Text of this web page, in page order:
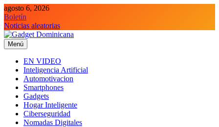
Saltar
al
contenido
agosto 6, 2026
Boletín
Noticias aleatorias
Gadget Dominicana
Gadgets y Tecnología de consumo
Menú
EN VIDEO
Inteligencia Artificial
Automotivacion
Smartphones
Gadgets
Hogar Inteligente
Ciberseguridad
Nomadas Digitales